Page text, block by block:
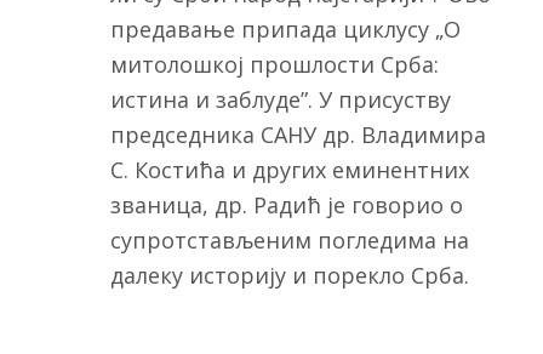
предавање припада циклусу „О
митолошкој прошлости Срба:
истина и заблуде”. У присуству
председника САНУ др. Владимира
С. Костића и других еминентних
званица, др. Радић је говорио о
супротстављеним погледима на
далеку историју и порекло Срба.